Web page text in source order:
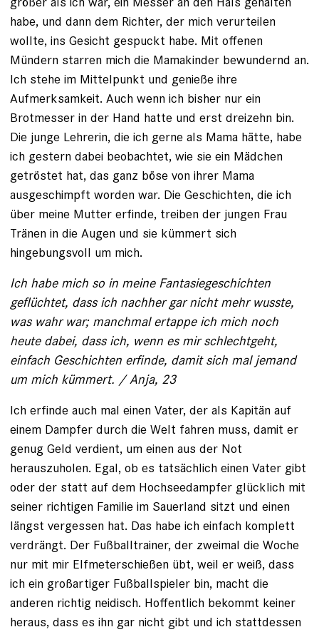
habe, und dann dem Richter, der mich verurteilen
wollte, ins Gesicht gespuckt habe. Mit offenen
Mündern starren mich die Mamakinder bewundernd an.
Ich stehe im Mittelpunkt und genieße ihre
Aufmerksamkeit. Auch wenn ich bisher nur ein
Brotmesser in der Hand hatte und erst dreizehn bin.
Die junge Lehrerin, die ich gerne als Mama hätte, habe
ich ges­tern dabei beobachtet, wie sie ein Mädchen
getröstet hat, das ganz böse von ihrer Mama
ausgeschimpft worden war. Die Geschichten, die ich
über meine Mutter erfinde, treiben der jungen Frau
Tränen in die Augen und sie kümmert sich
hingebungsvoll um mich.
Ich habe mich so in meine Fantasiegeschichten
geflüchtet, dass ich nachher gar nicht mehr wusste,
was wahr war; manchmal ertappe ich mich noch
heute dabei, dass ich, wenn es mir schlechtgeht,
einfach Geschichten erfinde, damit sich mal jemand
um mich kümmert. / Anja, 23
Ich erfinde auch mal einen Vater, der als Kapitän auf
einem Dampfer durch die Welt fahren muss, damit er
genug Geld verdient, um einen aus der Not
herauszuholen. Egal, ob es tatsächlich einen Vater gibt
oder der statt auf dem Hochseedampfer glücklich mit
seiner richtigen Familie im Sauerland sitzt und einen
längst vergessen hat. Das habe ich einfach komplett
verdrängt. Der Fußballtrainer, der zweimal die Woche
nur mit mir Elfmeterschießen übt, weil er weiß, dass
ich ein großartiger Fußballspieler bin, macht die
anderen richtig neidisch. Hoffentlich bekommt keiner
heraus, dass es ihn gar nicht gibt und ich stattdessen